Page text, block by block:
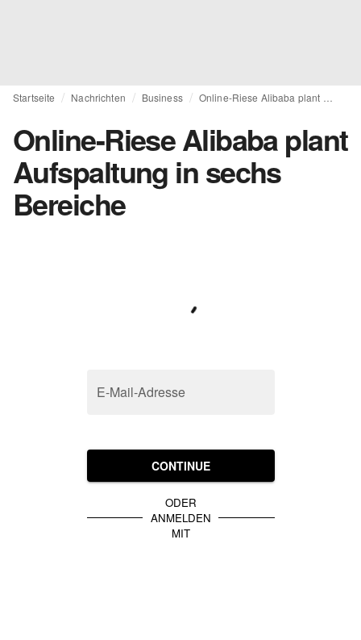
Startseite Nachrichten Business
Online-Riese Alibaba plant
Aufspaltung in sechs
Bereiche
E-Mail-Adresse
CONTINUE
ODER
ANMELDEN
MIT